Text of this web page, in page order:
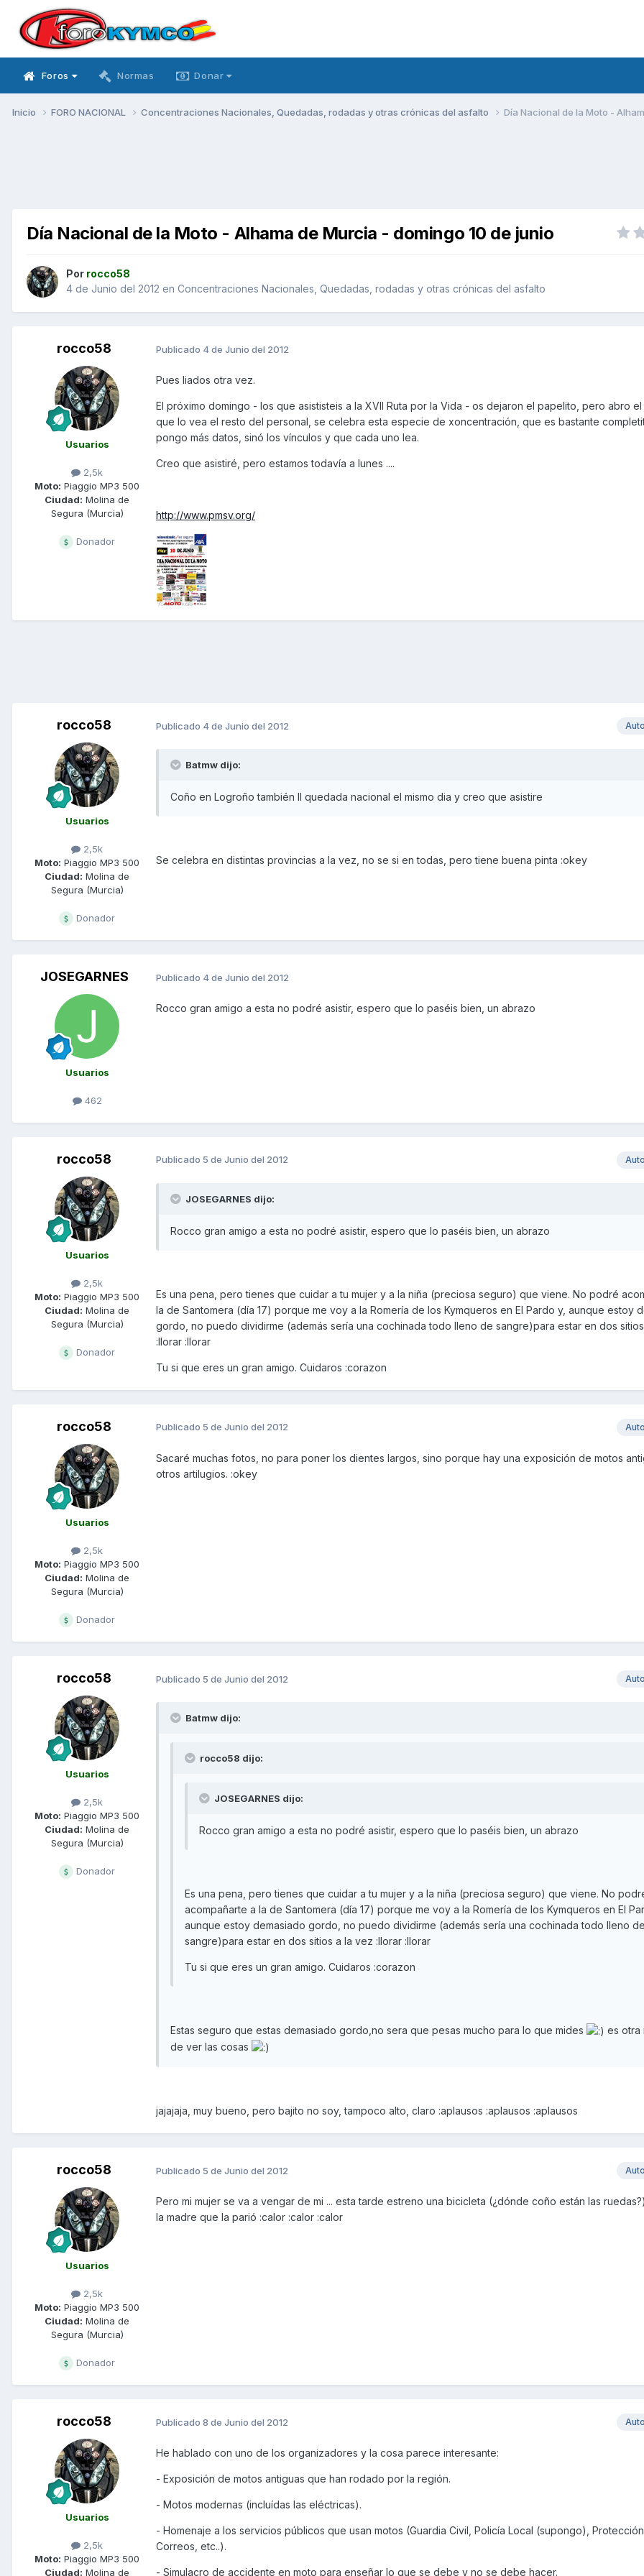
Foros Normas Donar
Inicio FORO NACIONAL Concentraciones Nacionales, Quedadas, rodadas y otras crónicas del asfalto Día Nacional de la Moto -
Día Nacional de la Moto - Alhama de Murcia - domingo 10 de junio
Por rocco58
4 de Junio del 2012 en Concentraciones Nacionales, Quedadas, rodadas y otras crónicas del asfalto
rocco58
Usuarios
2,5k
Moto: Piaggio MP3 500
Ciudad: Molina de
Segura (Murcia)
Donador
Publicado 4 de Junio del 2012
Pues liados otra vez.
El próximo domingo - los que asististeis a la XVII Ruta por la Vida - os dejaron el papelito, pero abro
que lo vea el resto del personal, se celebra esta especie de xoncentración, que es bastante
pongo más datos, sinó los vínculos y que cada uno lea.
Creo que asistiré, pero estamos todavía a lunes ....
http://www.pmsv.org/
rocco58
Usuarios
2,5k
Moto: Piaggio MP3 500
Ciudad: Molina de
Segura (Murcia)
Donador
Publicado 4 de Junio del 2012
Batmw dijo:
Coño en Logroño también II quedada nacional el mismo dia y creo que asistire
Se celebra en distintas provincias a la vez, no se si en todas, pero tiene buena pinta :okey
JOSEGARNES
Usuarios
462
Publicado 4 de Junio del 2012
Rocco gran amigo a esta no podré asistir, espero que lo paséis bien, un abrazo
rocco58
Usuarios
2,5k
Moto: Piaggio MP3 500
Ciudad: Molina de
Segura (Murcia)
Donador
Publicado 5 de Junio del 2012
JOSEGARNES dijo:
Rocco gran amigo a esta no podré asistir, espero que lo paséis bien, un abrazo
Es una pena, pero tienes que cuidar a tu mujer y a la niña (preciosa seguro) que viene. No podré
la de Santomera (día 17) porque me voy a la Romería de los Kymqueros en El Pardo y, aunque estoy
gordo, no puedo dividirme (además sería una cochinada todo lleno de sangre)para estar en dos
:llorar :llorar
Tu si que eres un gran amigo. Cuidaros :corazon
rocco58
Usuarios
2,5k
Moto: Piaggio MP3 500
Ciudad: Molina de
Segura (Murcia)
Donador
Publicado 5 de Junio del 2012
Sacaré muchas fotos, no para poner los dientes largos, sino porque hay una exposición de motos
otros artilugios. :okey
rocco58
Usuarios
2,5k
Moto: Piaggio MP3 500
Ciudad: Molina de
Segura (Murcia)
Donador
Publicado 5 de Junio del 2012
Batmw dijo:
rocco58 dijo:
JOSEGARNES dijo:
Rocco gran amigo a esta no podré asistir, espero que lo paséis bien, un abrazo
Es una pena, pero tienes que cuidar a tu mujer y a la niña (preciosa seguro) que viene. No
acompañarte a la de Santomera (día 17) porque me voy a la Romería de los Kymqueros en El
aunque estoy demasiado gordo, no puedo dividirme (además sería una cochinada todo lleno
sangre)para estar en dos sitios a la vez :llorar :llorar
Tu si que eres un gran amigo. Cuidaros :corazon
Estas seguro que estas demasiado gordo,no sera que pesas mucho para lo que mides
es otra
de ver las cosas
jajajaja, muy bueno, pero bajito no soy, tampoco alto, claro :aplausos :aplausos :aplausos
rocco58
Usuarios
2,5k
Moto: Piaggio MP3 500
Ciudad: Molina de
Segura (Murcia)
Donador
Publicado 5 de Junio del 2012
Pero mi mujer se va a vengar de mi ... esta tarde estreno una bicicleta (¿dónde coño están las
la madre que la parió :calor :calor :calor
rocco58
Usuarios
2,5k
Moto: Piaggio MP3 500
Ciudad: Molina de
Publicado 8 de Junio del 2012
He hablado con uno de los organizadores y la cosa parece interesante:
- Exposición de motos antiguas que han rodado por la región.
- Motos modernas (incluídas las eléctricas).
- Homenaje a los servicios públicos que usan motos (Guardia Civil, Policía Local (supongo),
Correos, etc..).
- Simulacro de accidente en moto para enseñar lo que se debe y no se debe hacer.